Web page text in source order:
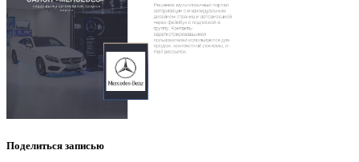
Поделиться записью